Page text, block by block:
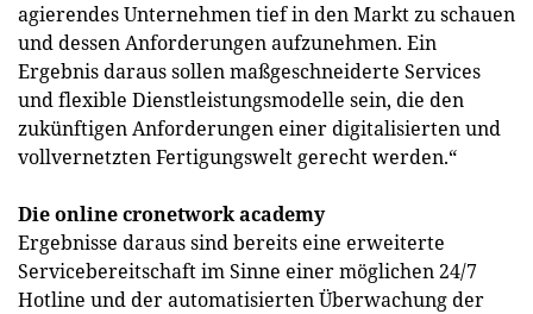
agierendes Unternehmen tief in den Markt zu schauen
und dessen Anforderungen aufzunehmen. Ein
Ergebnis daraus sollen maßgeschneiderte Services
und flexible Dienstleistungsmodelle sein, die den
zukünftigen Anforderungen einer digitalisierten und
vollvernetzten Fertigungswelt gerecht werden.“
Die online cronetwork academy
Ergebnisse daraus sind bereits eine erweiterte
Servicebereitschaft im Sinne einer möglichen 24/7
Hotline und der automatisierten Überwachung der